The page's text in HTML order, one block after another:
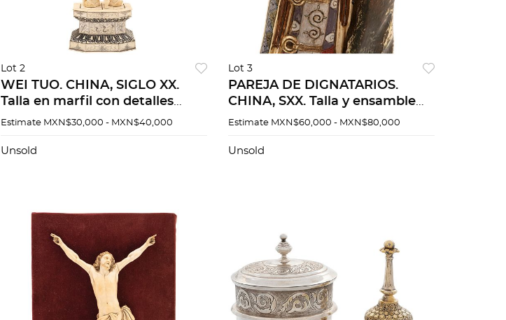
Lot 2
WEI TUO. CHINA, SIGLO XX.
Talla en marfil con detalles
entintados. 43 cm de altura.
Estimate MXN$30,000 - MXN$40,000
Unsold
Lot 3
PAREJA DE DIGNATARIOS.
CHINA, SXX. Talla y ensamble
en marfil, decoración
cm de altura.
Estimate MXN$60,000 - MXN$80,000
Unsold